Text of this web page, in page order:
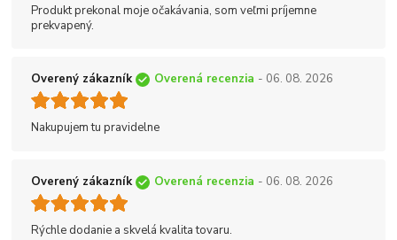
Produkt prekonal moje očakávania, som veľmi príjemne
prekvapený.
Overený zákazník Overená recenzia - 06. 08. 2026
Nakupujem tu pravidelne
Overený zákazník Overená recenzia - 06. 08. 2026
Rýchle dodanie a skvelá kvalita tovaru.